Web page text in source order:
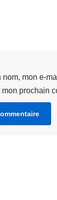
nom, mon e-
prochain